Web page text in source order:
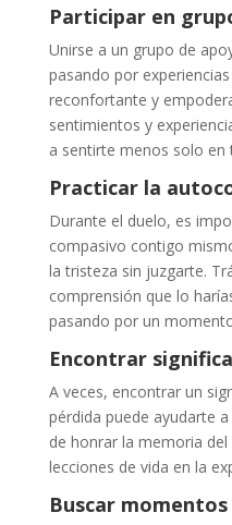
Participar en
Unirse a un grupo de
pasando por
reconfortante y
sentimientos y
a sentirte menos solo en
Practicar la
Durante el duelo, es
compasivo contigo
la tristeza sin juzgarte.
comprensión que lo
pasando por un
Encontrar
A veces, encontrar un
pérdida puede ayudarte
de honrar la memoria
lecciones de vida en la
Buscar